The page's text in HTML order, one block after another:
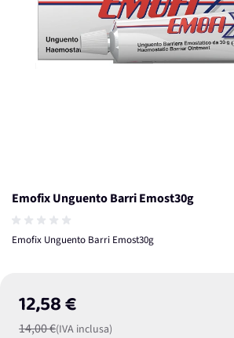
Emofix Unguento Barri Emost30g
Emofix Unguento Barri Emost30g
12,58 €
14,00 €(IVA inclusa)